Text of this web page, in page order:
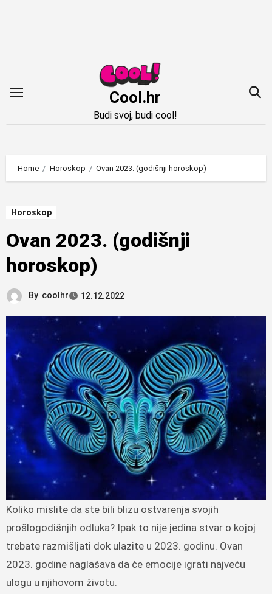
Cool.hr
Budi svoj, budi cool!
Home Horoskop Ovan 2023. (godišnji horoskop)
Horoskop
Ovan 2023. (godišnji
horoskop)
By coolhr 12.12.2022
Koliko mislite da ste bili blizu ostvarenja svojih
prošlogodišnjih odluka? Ipak to nije jedina stvar o kojoj
trebate razmišljati dok ulazite u 2023. godinu. Ovan
2023. godine naglašava da će emocije igrati najveću
ulogu u njihovom životu.